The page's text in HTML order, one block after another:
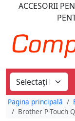
ACCESORII
Pagina principală
Brother P-Touch